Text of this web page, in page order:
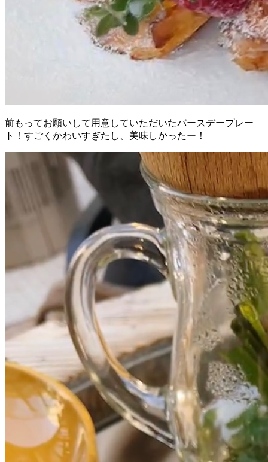
前もってお願いして用意していただいたバースデープレー
ト！すごくかわいすぎたし、美味しかったー！